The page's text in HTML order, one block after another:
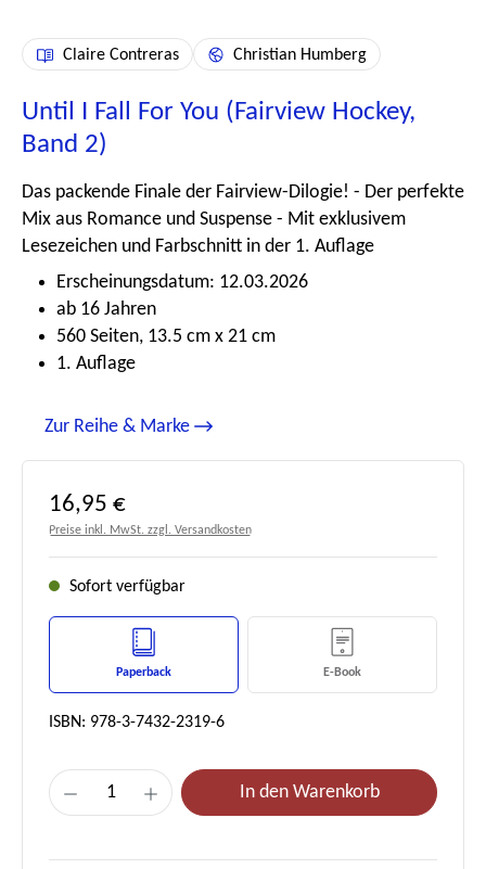
Claire Contreras Christian Humberg
Until I Fall For You (Fairview Hockey,
Band 2)
Das packende Finale der Fairview-Dilogie! - Der perfekte
Mix aus Romance und Suspense - Mit exklusivem
Lesezeichen und Farbschnitt in der 1. Auflage
Erscheinungsdatum: 12.03.2026
ab 16 Jahren
560 Seiten, 13.5 cm x 21 cm
1. Auflage
Zur Reihe & Marke
Regulärer Preis:
16,95 €
Preise inkl. MwSt. zzgl. Versandkosten
Sofort verfügbar
Paperback E-Book
ISBN: 978-3-7432-2319-6
Produkt Anzahl: Gib den gewünschten
In den Warenkorb